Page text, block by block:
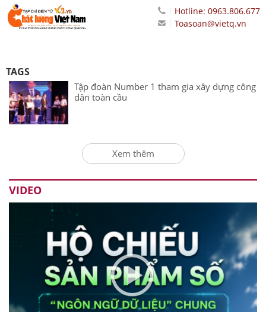
Hotline: 0963.806.677
Toasoan@vietq.vn
TAGS
Tập đoàn Number 1 tham gia xây dựng công
dân toàn cầu
Xem thêm
VIDEO